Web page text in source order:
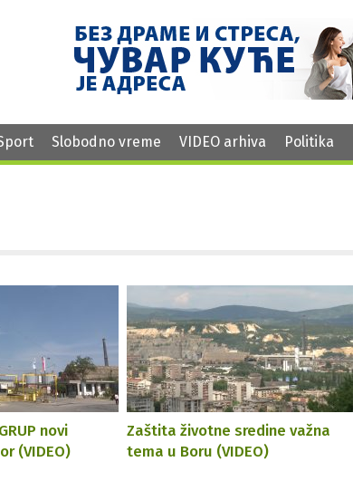
Slobodno vreme VIDEO arhiva Politika
novi
(VIDEO)
Zaštita životne sredine važna
tema u Boru (VIDEO)